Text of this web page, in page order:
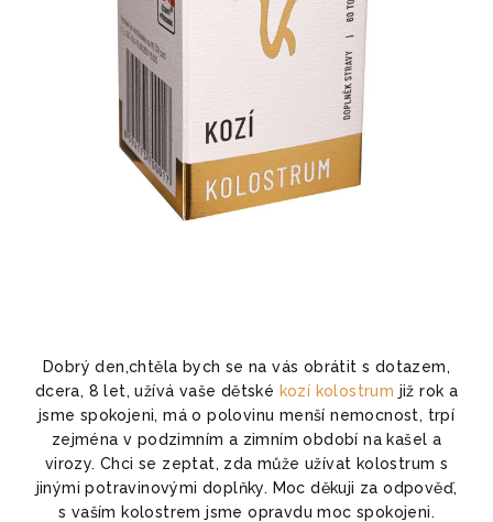
Dobrý den,chtěla bych se na vás obrátit s dotazem,
dcera, 8 let, užívá vaše dětské kozí kolostrum již rok a
jsme spokojeni, má o polovinu menší nemocnost, trpí
zejména v podzimním a zimním období na kašel a
virozy. Chci se zeptat, zda může užívat kolostrum s
jinými potravinovými doplňky. Moc děkuji za odpověď,
s vaším kolostrem jsme opravdu moc spokojeni.